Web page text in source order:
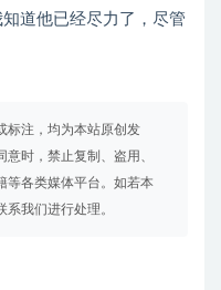
道他已经尽力了，尽管
标注，均为本站原创发
时，禁止复制、盗用、
等各类媒体平台。如若本
我们进行处理。